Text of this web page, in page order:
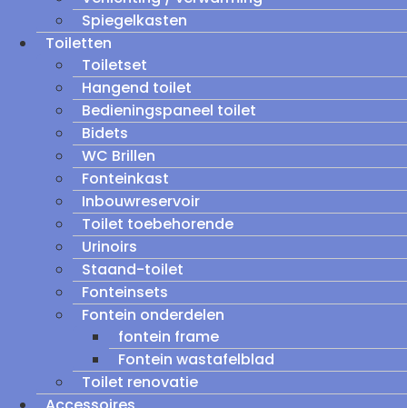
Spiegelkasten
Toiletten
Toiletset
Hangend toilet
Bedieningspaneel toilet
Bidets
WC Brillen
Fonteinkast
Inbouwreservoir
Toilet toebehorende
Urinoirs
Staand-toilet
Fonteinsets
Fontein onderdelen
fontein frame
Fontein wastafelblad
Toilet renovatie